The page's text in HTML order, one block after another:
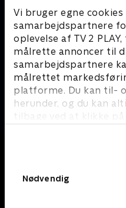
Vi bruger egne
samarbejdspartnere
oplevelse af TV 2
målrette annoncer til
samarbejdspartnere
målrettet
platforme. Du kan til-
herunder, og du kan
tilbage ved at klikke på
Nødvendig
Top Dog
Krimi & Spænding • 1